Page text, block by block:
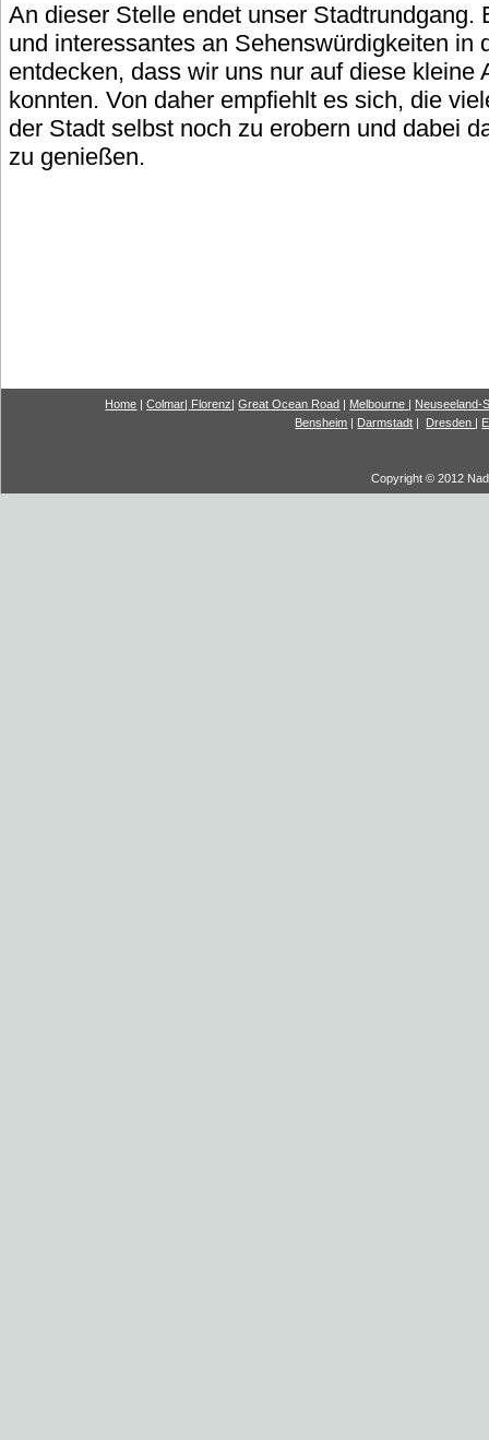
An dieser Stelle endet unser Stadtrundgang.
und interessantes an Sehenswürdigkeiten in
entdecken, dass wir uns nur auf diese kleine
konnten. Von daher empfiehlt es sich, die
der Stadt selbst noch zu erobern und dabei
zu genießen.
Home |Colmar| Florenz|Great Ocean Road | Melbourne | Neuseeland-
Bensheim | Darmstadt | Dresden |
Copyright © 2012